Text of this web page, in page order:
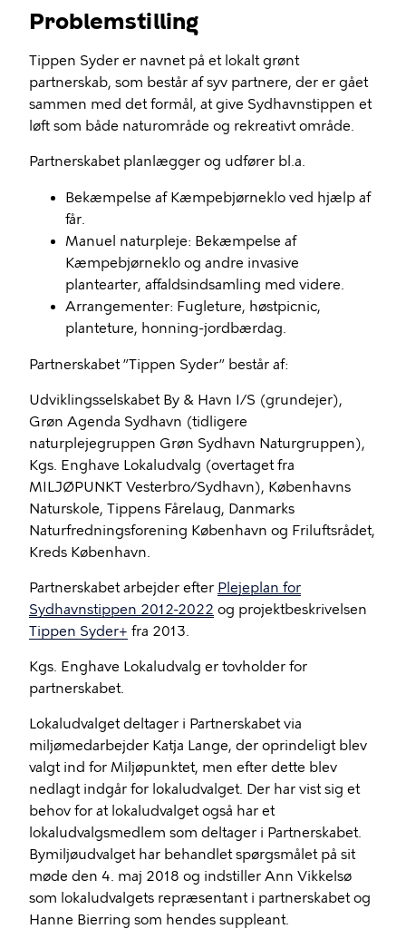
Problemstilling
Tippen Syder er navnet på et lokalt grønt
partnerskab, som består af syv partnere, der er gået
sammen med det formål, at give Sydhavnstippen et
løft som både naturområde og rekreativt område.
Partnerskabet planlægger og udfører bl.a.
Bekæmpelse af Kæmpebjørneklo ved hjælp af
får.
Manuel naturpleje: Bekæmpelse af
Kæmpebjørneklo og andre invasive
plantearter, affaldsindsamling med videre.
Arrangementer: Fugleture, høstpicnic,
planteture, honning-jordbærdag.
Partnerskabet ”Tippen Syder” består af:
Udviklingsselskabet By & Havn I/S (grundejer),
Grøn Agenda Sydhavn (tidligere
naturplejegruppen Grøn Sydhavn Naturgruppen),
Kgs. Enghave Lokaludvalg (overtaget fra
MILJØPUNKT Vesterbro/Sydhavn), Københavns
Naturskole, Tippens Fårelaug, Danmarks
Naturfredningsforening København og Friluftsrådet,
Kreds København.
Partnerskabet arbejder efter Plejeplan for
Sydhavnstippen 2012-2022 og projektbeskrivelsen
Tippen Syder+ fra 2013.
Kgs. Enghave Lokaludvalg er tovholder for
partnerskabet.
Lokaludvalget deltager i Partnerskabet via
miljømedarbejder Katja Lange, der oprindeligt blev
valgt ind for Miljøpunktet, men efter dette blev
nedlagt indgår for lokaludvalget. Der har vist sig et
behov for at lokaludvalget også har et
lokaludvalgsmedlem som deltager i Partnerskabet.
Bymiljøudvalget har behandlet spørgsmålet på sit
møde den 4. maj 2018 og indstiller Ann Vikkelsø
som lokaludvalgets repræsentant i partnerskabet og
Hanne Bierring som hendes suppleant.